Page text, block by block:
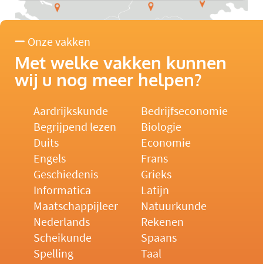
Onze vakken
Met welke vakken kunnen
wij u nog meer helpen?
Aardrijkskunde
Bedrijfseconomie
Begrijpend lezen
Biologie
Duits
Economie
Engels
Frans
Geschiedenis
Grieks
Informatica
Latijn
Maatschappijleer
Natuurkunde
Nederlands
Rekenen
Scheikunde
Spaans
Spelling
Taal